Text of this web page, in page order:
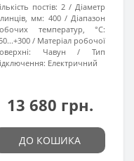
постів: 2
Діаметр
мм: 400
Діапазон
температур, °C:
Матеріал робочої
Чавун
Тип
Електричний
13 680 грн.
ДО КОШИКА